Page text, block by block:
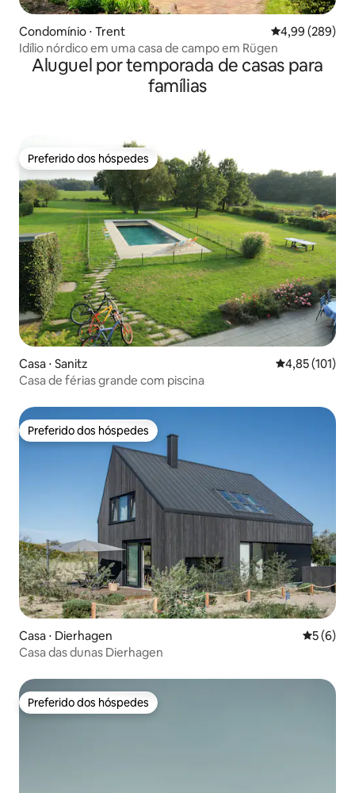
Condomínio ⋅ Trent 4,99 de uma
4,99 (289)
Idílio nórdico em uma casa de campo em Rügen
Aluguel por temporada de casas para
famílias
Preferido dos hóspedes
Preferido dos hóspedes
Casa ⋅ Sanitz 4,85 de uma
4,85 (101)
Casa de férias grande com piscina
Preferido dos hóspedes
Preferido dos hóspedes
Casa ⋅ Dierhagen 5 de
5 (6)
Casa das dunas Dierhagen
Preferido dos hóspedes
Preferido dos hóspedes